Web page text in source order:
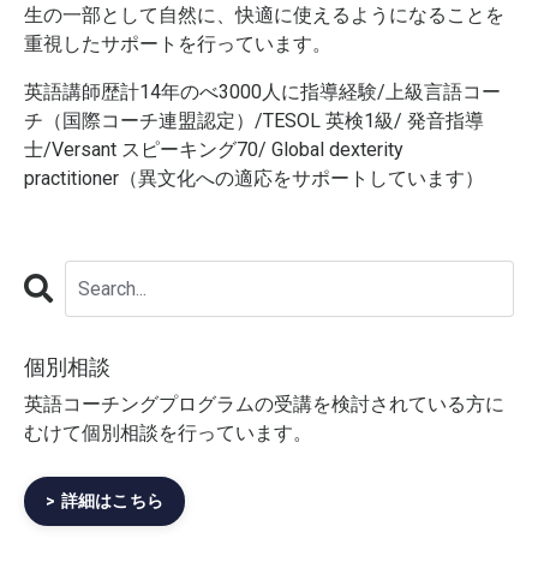
生の一部として自然に、快適に使えるようになることを
重視したサポートを行っています。
英語講師歴計14年のべ3000人に指導経験/上級言語コー
チ（国際コーチ連盟認定）/TESOL 英検1級/ 発音指導
士/Versant スピーキング70/ Global dexterity
practitioner（異文化への適応をサポートしています）
個別相談
英語コーチングプログラムの受講を検討されている方に
むけて個別相談を行っています。
> 詳細はこちら